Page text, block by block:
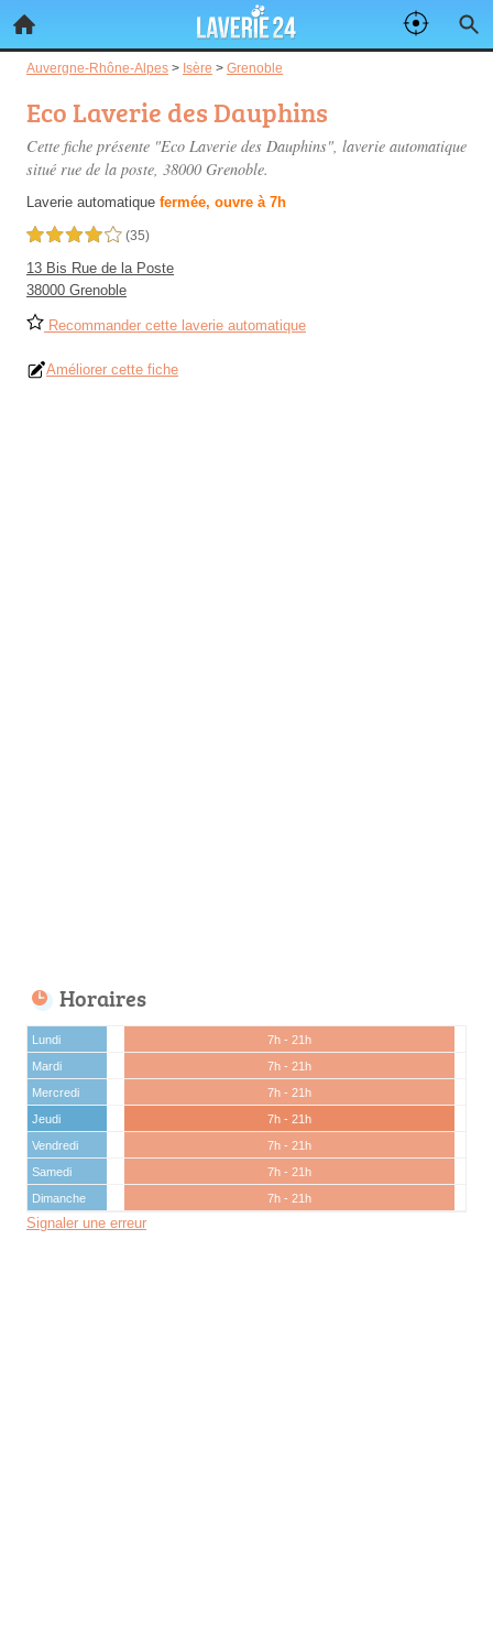
Auvergne-Rhône-Alpes > Isère > Grenoble
Eco Laverie des Dauphins
Cette fiche présente "Eco Laverie des Dauphins", laverie automatique
situé rue de la poste, 38000 Grenoble.
Laverie automatique fermée, ouvre à 7h
4,0 étoiles sur 5 (35)
13 Bis Rue de la Poste
38000 Grenoble
Recommander cette laverie automatique
Améliorer cette fiche
Horaires
Lundi
7h - 21h
Mardi
7h - 21h
Mercredi
7h - 21h
Jeudi
7h - 21h
Vendredi
7h - 21h
Samedi
7h - 21h
Dimanche
7h - 21h
Signaler une erreur